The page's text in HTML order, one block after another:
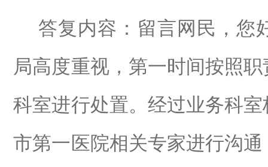
答复内容： 留言网民，您
局高度重视，第一时间按照
科室进行处置。经过业务科
市第一医院相关专家进行沟